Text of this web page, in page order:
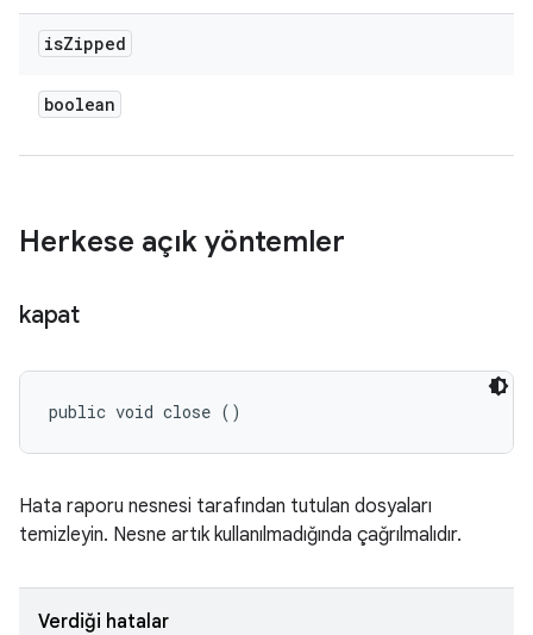
isZipped
boolean
Herkese açık yöntemler
kapat
public void close ()
Hata raporu nesnesi tarafından tutulan dosyaları
temizleyin. Nesne artık kullanılmadığında çağrılmalıdır.
Verdiği hatalar